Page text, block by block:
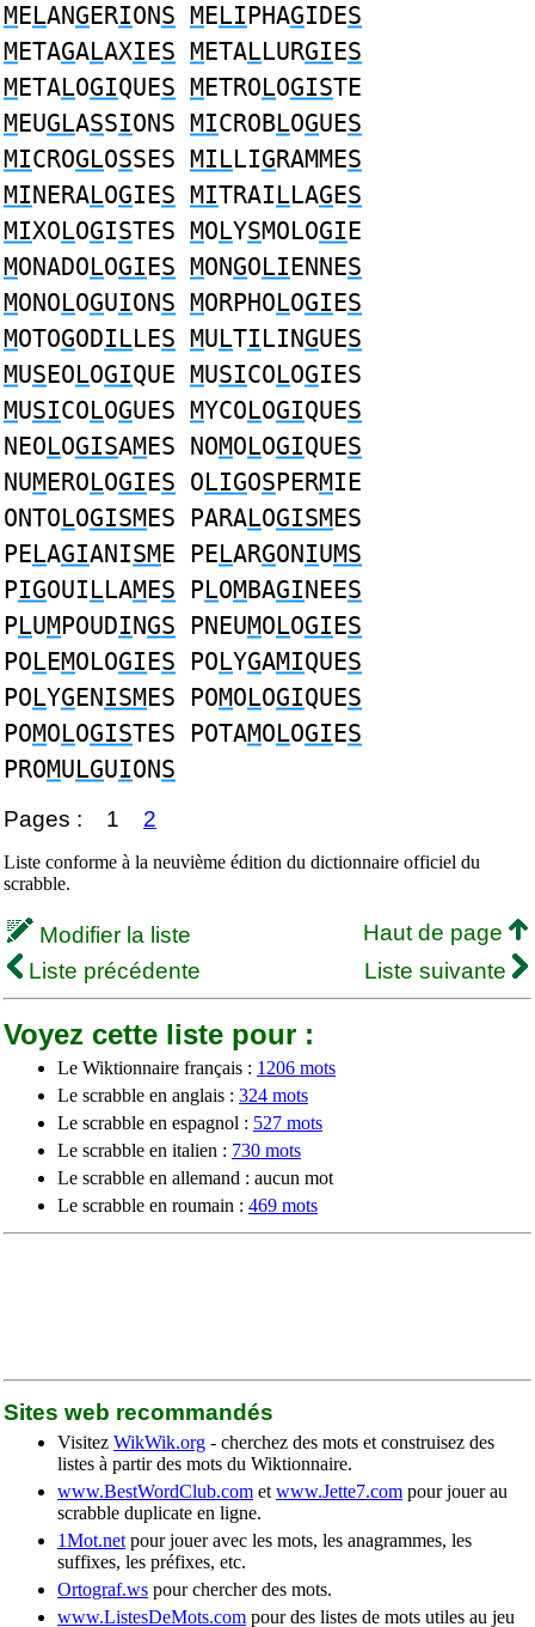
MELANGERIONS MELIPHAGIDES
METAGALAXIES METALLURGIES
METALOGIQUES METROLOGISTE
MEUGLASSIONS MICROBLOGUES
MICROGLOSSES MILLIGRAMMES
MINERALOGIES MITRAILLAGES
MIXOLOGISTES MOLYSMOLOGIE
MONADOLOGIES MONGOLIENNES
MONOLOGUIONS MORPHOLOGIES
MOTOGODILLES MULTILINGUES
MUSEOLOGIQUE MUSICOLOGIES
MUSICOLOGUES MYCOLOGIQUES
NEOLOGISAMES NOMOLOGIQUES
NUMEROLOGIES OLIGOSPERMIE
ONTOLOGISMES PARALOGISMES
PELAGIANISME PELARGONIUMS
PIGOUILLAMES PLOMBAGINEES
PLUMPOUDINGS PNEUMOLOGIES
POLEMOLOGIES POLYGAMIQUES
POLYGENISMES POMOLOGIQUES
POMOLOGISTES POTAMOLOGIES
PROMULGUIONS
Pages : 1 2
Liste conforme à la neuvième édition du dictionnaire officiel du
scrabble.
Modifier la liste
Haut de page
Liste précédente
Liste suivante
Voyez cette liste pour :
Le Wiktionnaire français : 1206 mots
Le scrabble en anglais : 324 mots
Le scrabble en espagnol : 527 mots
Le scrabble en italien : 730 mots
Le scrabble en allemand : aucun mot
Le scrabble en roumain : 469 mots
Sites web recommandés
Visitez WikWik.org - cherchez des mots et construisez des
listes à partir des mots du Wiktionnaire.
www.BestWordClub.com et www.Jette7.com pour jouer au
scrabble duplicate en ligne.
1Mot.net pour jouer avec les mots, les anagrammes, les
suffixes, les préfixes, etc.
Ortograf.ws pour chercher des mots.
www.ListesDeMots.com pour des listes de mots utiles au jeu